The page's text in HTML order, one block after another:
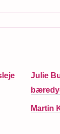
Julie
Martin